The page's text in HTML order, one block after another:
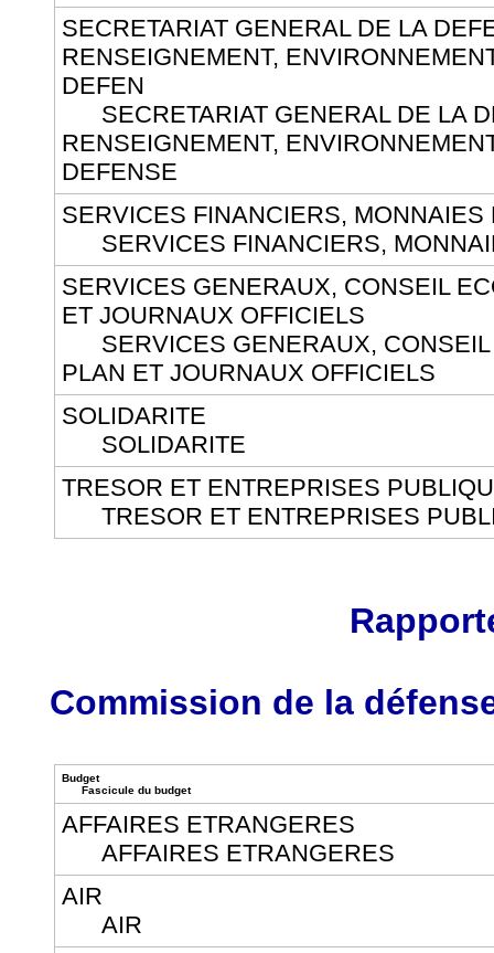
SECRETARIAT GENERAL DE LA
RENSEIGNEMENT,
DEFEN
SECRETARIAT GENERAL DE LA
RENSEIGNEMENT,
DEFENSE
SERVICES FINANCIERS, MONNAIES
SERVICES FINANCIERS,
SERVICES GENERAUX, CONSEIL
ET JOURNAUX OFFICIELS
SERVICES GENERAUX, CONSEIL
PLAN ET JOURNAUX OFFICIELS
SOLIDARITE
SOLIDARITE
TRESOR ET ENTREPRISES
TRESOR ET ENTREPRISES
Commission de la
Budget
Fascicule du budget
AFFAIRES ETRANGERES
AFFAIRES ETRANGERES
AIR
AIR